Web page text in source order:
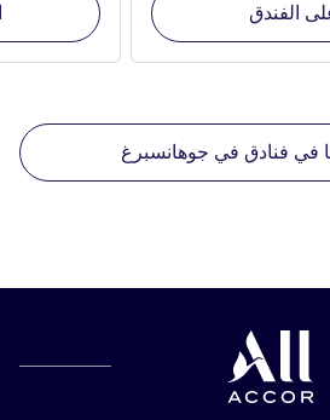
الفندق
في فنادق في جوهانسبرغ